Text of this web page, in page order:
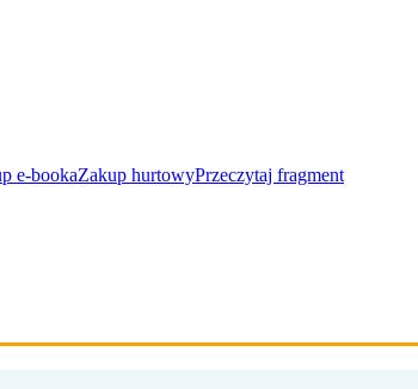
e-bookaZakup hurtowyPrzeczytaj fragment